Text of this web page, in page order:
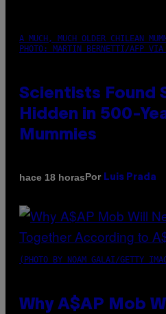
A MUCH, MUCH OLDER CHILEAN
PHOTO: MARTIN BERNETTI/AFP VIA
Scientists Found
Hidden in 500-
Mummies
hace 18 horasPor Luis Prada
(PHOTO BY NOAM GALAI/GETTY
Why A$AP Mob